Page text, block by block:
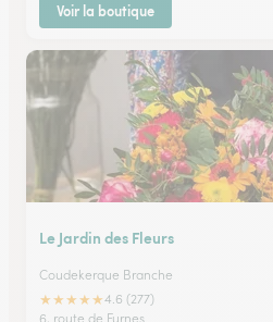
Voir la boutique
Le Jardin des Fleurs
Coudekerque Branche
★★★★★4.6 (277)
6, route de Furnes